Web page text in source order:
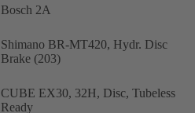
Bosch 2A
Shimano BR-MT420, Hydr. Disc
Brake (203)
CUBE EX30, 32H, Disc, Tubeless
Ready